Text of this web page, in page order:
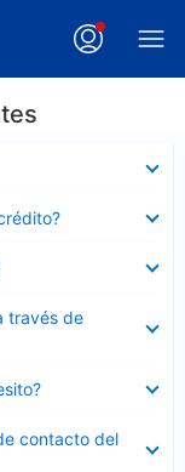
través de
contacto del